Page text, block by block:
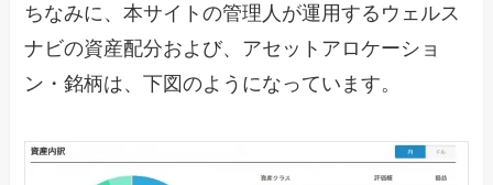
ちなみに、本サイトの管理人が運用するウェルス
ナビの資産配分および、アセットアロケーショ
ン・銘柄は、下図のようになっています。